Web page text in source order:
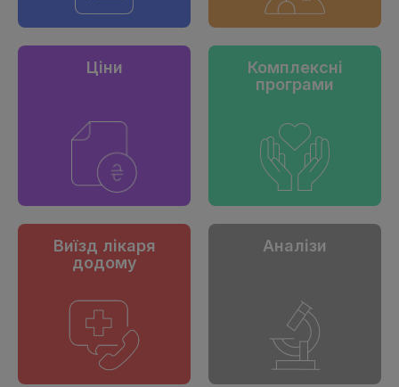
Ціни
Комплексні
програми
Виїзд лікаря
додому
Аналізи